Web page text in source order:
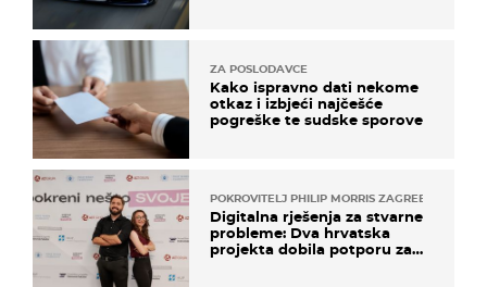
ZA POSLODAVCE
Kako ispravno dati nekome
otkaz i izbjeći najčešće
pogreške te sudske sporove
POKROVITELJ PHILIP MORRIS ZAGREB
Digitalna rješenja za stvarne
probleme: Dva hrvatska
projekta dobila potporu za